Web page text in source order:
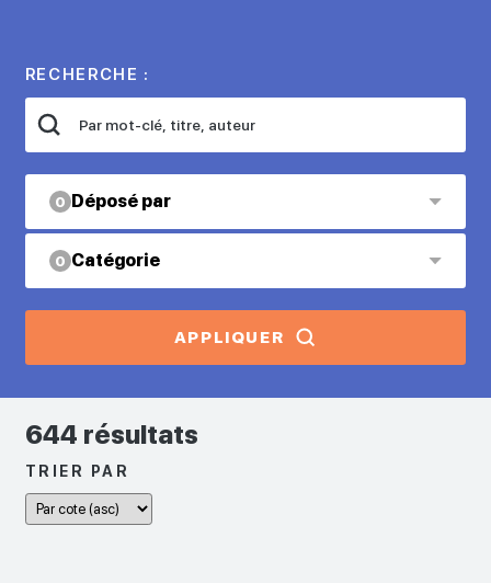
RECHERCHE :
0 Déposé par
0 Catégorie
APPLIQUER
644 résultats
TRIER PAR